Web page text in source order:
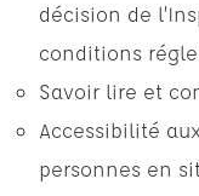
décision de
conditions
Savoir lire et
Accessibilité
personnes en